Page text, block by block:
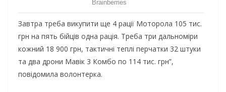
Завтра треба викупити ще 4 рації Моторола 105 тис.
грн на пять бійців одна рація. Треба три дальноміри
кожний 18 900 грн, тактичні теплі перчатки 32 штуки
та два дрони Мавік 3 Комбо по 114 тис. грн”,
повідомила волонтерка.